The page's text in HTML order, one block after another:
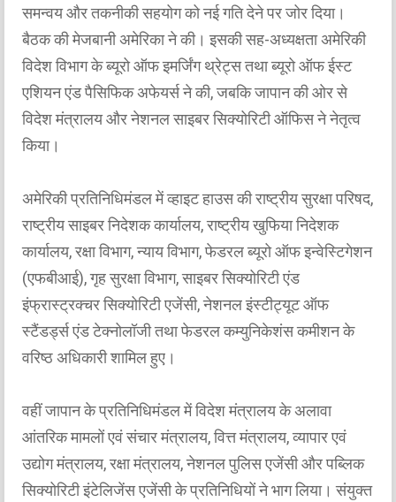
समन्वय और तकनीकी सहयोग को नई गति देने पर जोर दिया।
बैठक की मेजबानी अमेरिका ने की। इसकी सह-अध्यक्षता अमेरिकी
विदेश विभाग के ब्यूरो ऑफ इमर्जिंग थ्रेट्स तथा ब्यूरो ऑफ ईस्ट
एशियन एंड पैसिफिक अफेयर्स ने की, जबकि जापान की ओर से
विदेश मंत्रालय और नेशनल साइबर सिक्योरिटी ऑफिस ने नेतृत्व
किया।
अमेरिकी प्रतिनिधिमंडल में व्हाइट हाउस की राष्ट्रीय सुरक्षा परिषद,
राष्ट्रीय साइबर निदेशक कार्यालय, राष्ट्रीय खुफिया निदेशक
कार्यालय, रक्षा विभाग, न्याय विभाग, फेडरल ब्यूरो ऑफ इन्वेस्टिगेशन
(एफबीआई), गृह सुरक्षा विभाग, साइबर सिक्योरिटी एंड
इंफ्रास्ट्रक्चर सिक्योरिटी एजेंसी, नेशनल इंस्टीट्यूट ऑफ
स्टैंडर्ड्स एंड टेक्नोलॉजी तथा फेडरल कम्युनिकेशंस कमीशन के
वरिष्ठ अधिकारी शामिल हुए।
वहीं जापान के प्रतिनिधिमंडल में विदेश मंत्रालय के अलावा
आंतरिक मामलों एवं संचार मंत्रालय, वित्त मंत्रालय, व्यापार एवं
उद्योग मंत्रालय, रक्षा मंत्रालय, नेशनल पुलिस एजेंसी और पब्लिक
सिक्योरिटी इंटेलिजेंस एजेंसी के प्रतिनिधियों ने भाग लिया। संयुक्त